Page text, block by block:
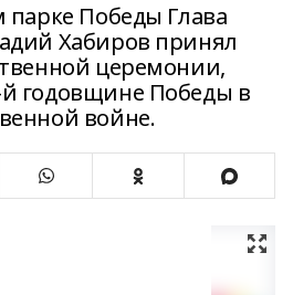
Победы Глава
Хабиров принял
церемонии,
годовщине Победы в
войне.